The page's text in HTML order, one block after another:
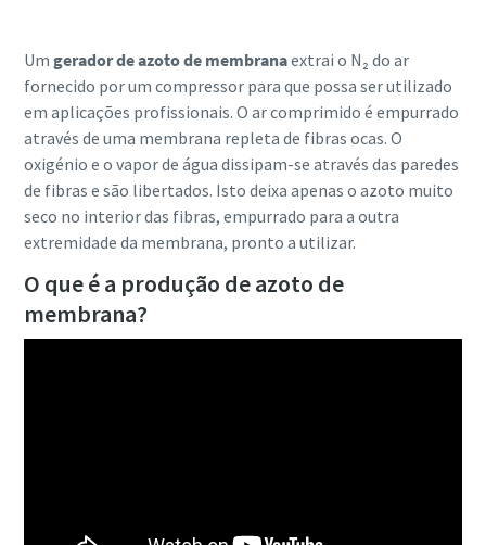
Um gerador de azoto de membranaextrai o N₂ do ar
fornecido por um compressor para que possa ser utilizado
em aplicações profissionais. O ar comprimido é empurrado
através de uma membrana repleta de fibras ocas. O
oxigénio e o vapor de água dissipam-se através das paredes
de fibras e são libertados. Isto deixa apenas o azoto muito
seco no interior das fibras, empurrado para a outra
extremidade da membrana, pronto a utilizar.
O que é a produção de azoto de
membrana?